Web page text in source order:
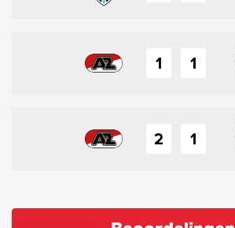
1 1
2 1